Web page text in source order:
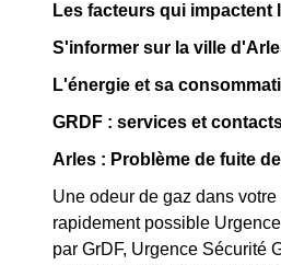
Les facteurs qui
S'informer sur la ville
L'énergie et sa
GRDF : services et
Arles : Problème de fuite
Une odeur de gaz dans
rapidement possible
par GrDF, Urgence Sécurité